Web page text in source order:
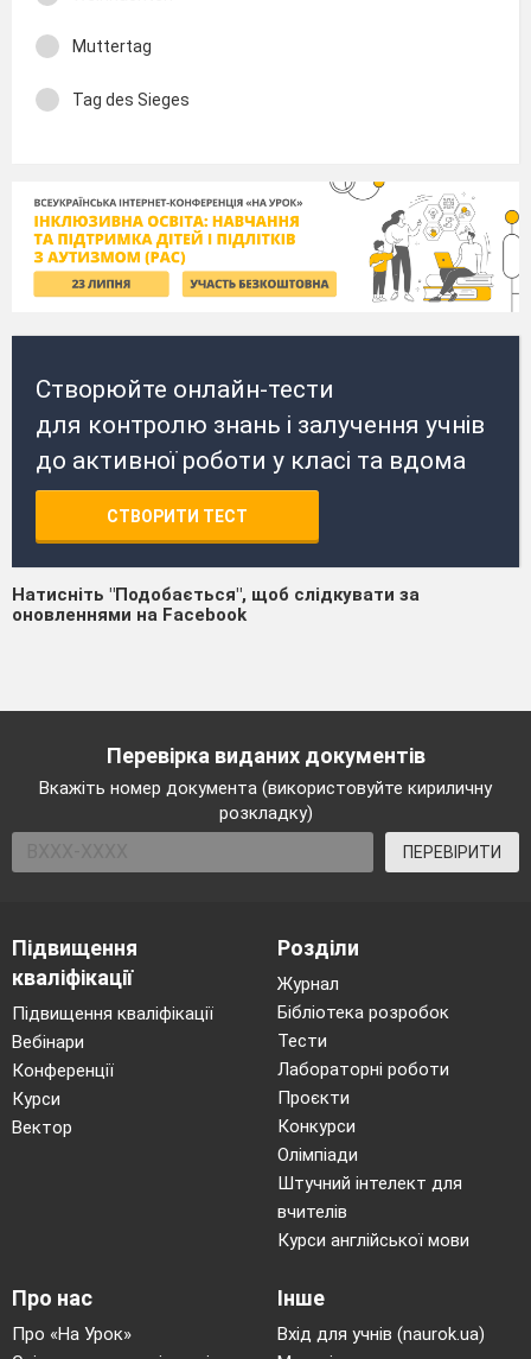
Muttertag
Tag des Sieges
Створюйте онлайн-тести
для контролю знань і залучення учнів
до активної роботи у класі та вдома
СТВОРИТИ ТЕСТ
Натисніть "Подобається", щоб слідкувати за
оновленнями на Facebook
Перевірка виданих документів
Вкажіть номер документа (використовуйте кириличну
розкладку)
ПЕРЕВІРИТИ
Підвищення
кваліфікації
Підвищення кваліфікації
Вебінари
Конференції
Курси
Вектор
Розділи
Журнал
Бібліотека розробок
Тести
Лабораторні роботи
Проєкти
Конкурси
Олімпіади
Штучний інтелект для
вчителів
Курси англійської мови
Про нас
Про «На Урок»
Інше
Вхід для учнів (naurok.ua)